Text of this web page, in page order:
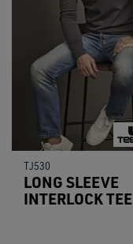
TJ530
LONG SLEEVE
INTERLOCK TEE